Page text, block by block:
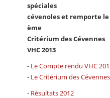
spéciales
cévenoles et remporte le
ème
Critérium des Cévennes
VHC 2013
- Le Compte rendu VHC
- Le Critérium des
- Résultats 2012